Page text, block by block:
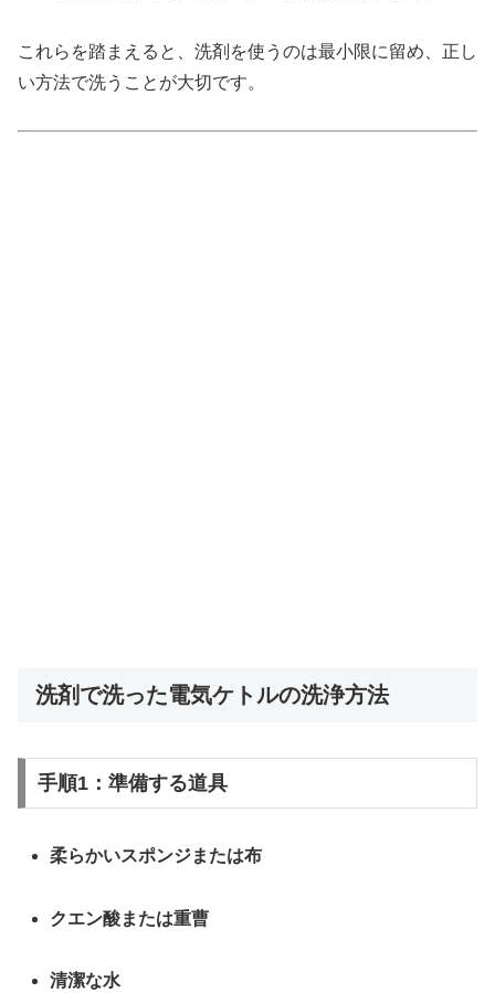
これらを踏まえると、洗剤を使うのは最小限に留め、正し
い方法で洗うことが大切です。
洗剤で洗った電気ケトルの洗浄方法
手順1：準備する道具
柔らかいスポンジまたは布
クエン酸または重曹
清潔な水